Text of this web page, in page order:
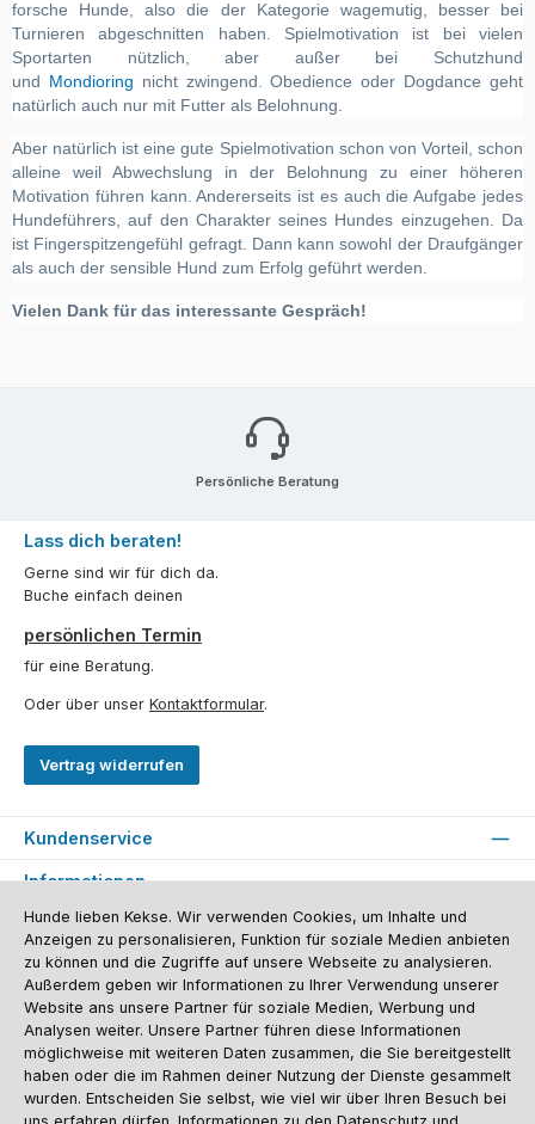
forsche Hunde, also die der Kategorie wagemutig, besser bei
Turnieren abgeschnitten haben. Spielmotivation ist bei vielen
Sportarten nützlich, aber außer bei Schutzhund
und Mondioring nicht zwingend. Obedience oder Dogdance geht
natürlich auch nur mit Futter als Belohnung.
Aber natürlich ist eine gute Spielmotivation schon von Vorteil, schon
alleine weil Abwechslung in der Belohnung zu einer höheren
Motivation führen kann. Andererseits ist es auch die Aufgabe jedes
Hundeführers, auf den Charakter seines Hundes einzugehen. Da
ist Fingerspitzengefühl gefragt. Dann kann sowohl der Draufgänger
als auch der sensible Hund zum Erfolg geführt werden.
Vielen Dank für das interessante Gespräch!
Persönliche Beratung
Lass dich beraten!
Gerne sind wir für dich da.
Buche einfach deinen
persönlichen Termin
für eine Beratung.
Oder über unser Kontaktformular.
Vertrag widerrufen
Kundenservice
Informationen
Social Media und Kontakt
Versandinformationen Zahlungsarten Vereinsrabatt
Kontakt
Batterieentsorgung
Warenrücksendung Sporthund Katalog
Alle Preise inkl. gesetzl. Mehrwertsteuer zzgl.
anders angegeben. Preise vor dem Login werden in Euro (DE) angezeigt.
Streichpreise = UVP-Preise. Abbildungen ähnlich. Änderungen
vorbehalten.
© 2026 Sporthund - Alle Rechte vorbehalten. Theme byThemeWare®
Hunde lieben Kekse. Wir verwenden Cookies, um Inhalte und
Anzeigen zu personalisieren, Funktion für soziale Medien anbieten
zu können und die Zugriffe auf unsere Webseite zu analysieren.
Außerdem geben wir Informationen zu Ihrer Verwendung unserer
Website ans unsere Partner für soziale Medien, Werbung und
Analysen weiter. Unsere Partner führen diese Informationen
möglichweise mit weiteren Daten zusammen, die Sie bereitgestellt
haben oder die im Rahmen deiner Nutzung der Dienste gesammelt
wurden. Entscheiden Sie selbst, wie viel wir über Ihren Besuch bei